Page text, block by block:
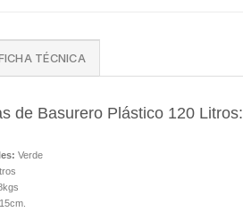
TÉCNICA
de Basurero Plástico 120 Litros:
Verde
15cm.